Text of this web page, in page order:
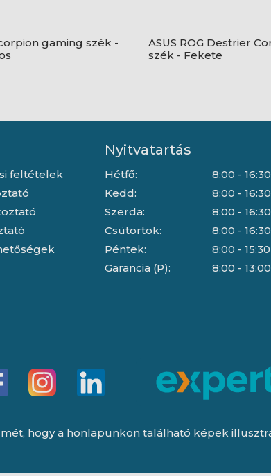
gaming szék -
ASUS ROG Destrier
szék - Fekete
feltételek
Nyitvatartás
Hétfő:
Kedd:
Szerda:
Csütörtök:
Péntek:
Garancia (P):
8:00 - 16:30
8:00 - 16:30
8:00 - 16:30
8:00 - 16:30
8:00 - 15:30
8:00 - 13:00
hogy a honlapunkon található képek